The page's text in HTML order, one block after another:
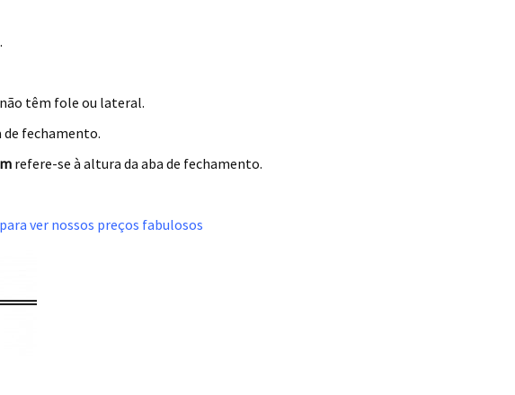
têm fole ou lateral.
de fechamento.
refere-se à altura da aba de fechamento.
ver nossos preços fabulosos